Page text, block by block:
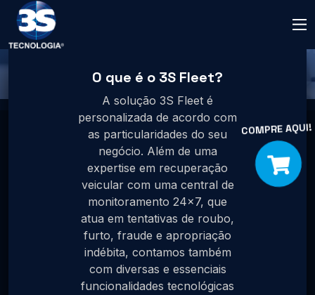
O que é o 3S Fleet?
A solução 3S Fleet é
personalizada de acordo com
as particularidades do seu
negócio. Além de uma
expertise em recuperação
veicular com uma central de
monitoramento 24x7, que
atua em tentativas de roubo,
furto, fraude e apropriação
indébita, contamos também
com diversas e essenciais
funcionalidades tecnológicas